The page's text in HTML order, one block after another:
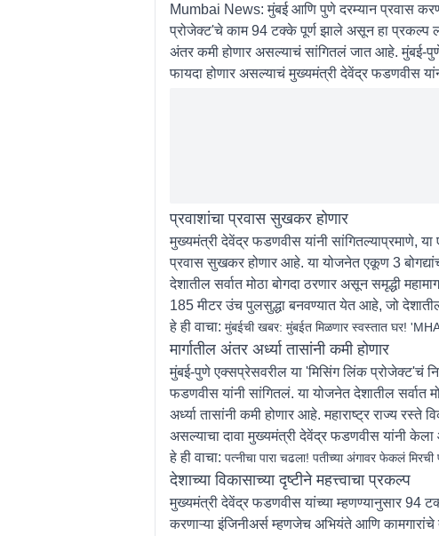
Mumbai News: मुंबई आणि पुणे दरम्यान प्रवास
प्रोजेक्ट'चे काम 94 टक्के पूर्ण झाले असून हा प्रकल्प
अंतर कमी होणार असल्याचं सांगितलं जात आहे. मुंबई-
फायदा होणार असल्याचं मुख्यमंत्री देवेंद्र फडणवीस
प्रवाशांचा प्रवास सुखकर होणार
मुख्यमंत्री देवेंद्र फडणवीस यांनी सांगितल्याप्रमाणे,
प्रवास सुखकर होणार आहे. या योजनेत एकूण 3
देशातील सर्वात मोठा बोगदा ठरणार असून समृद्धी
185 मीटर उंच पुलसुद्धा बनवण्यात येत आहे, जो
हे ही वाचा: मुंबईची खबर: मुंबईत मिळणार स्वस्तात घर!
मार्गातील अंतर अर्ध्या तासांनी कमी होणार
मुंबई-पुणे एक्सप्रेसवरील या 'मिसिंग लिंक प्रोजेक्ट'चं
फडणवीस यांनी सांगितलं. या योजनेत देशातील सर्वात
अर्ध्या तासांनी कमी होणार आहे. महाराष्ट्र राज्य
असल्याचा दावा मुख्यमंत्री देवेंद्र फडणवीस यांनी
हे ही वाचा: पत्नीचा पारा चढला! पतीच्या अंगावर फेकलं
देशाच्या विकासाच्या दृष्टीने महत्त्वाचा प्रकल्प
मुख्यमंत्री देवेंद्र फडणवीस यांच्या म्हणण्यानुसार 94
करणाऱ्या इंजिनीअर्स म्हणजेच अभियंते आणि